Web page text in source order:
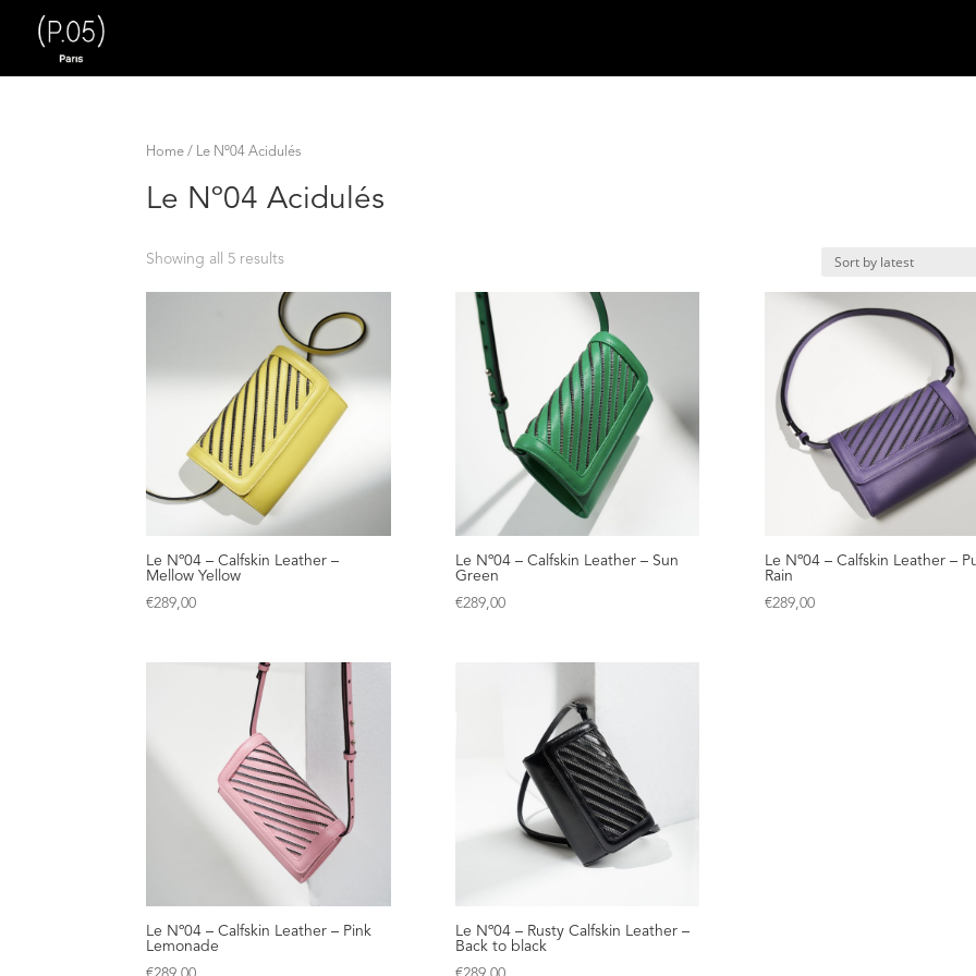
Home / Le Nº04 Acidulés
Le Nº04 Acidulés
Showing all 5 results
Le Nº04 – Calfskin Leather –
Mellow Yellow
€289,00
Le Nº04 – Calfskin Leather – Sun
Green
€289,00
Le Nº04 – Calfskin Leather –
Rain
€289,00
Le Nº04 – Calfskin Leather – Pink
Lemonade
Le Nº04 – Rusty Calfskin Leather –
Back to black